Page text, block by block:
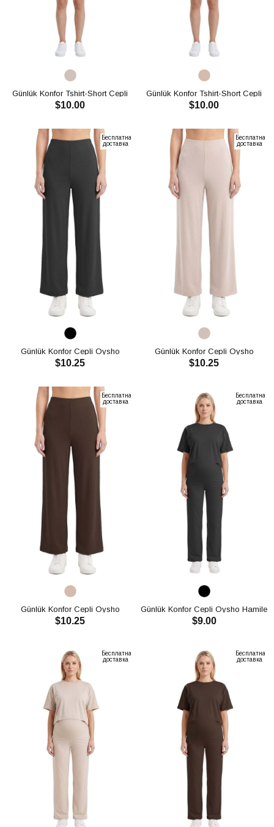
Günlük Konfor Tshirt-Short Cepli
Oysho Takım CH3008
$10.00
Günlük Konfor Tshirt-Short Cepli
Oysho Takım CH3008
$10.00
Бесплатная
доставка
Günlük Konfor Cepli Oysho
Pantolon CH3009
$10.25
Бесплатная
доставка
Günlük Konfor Cepli Oysho
Pantolon CH3009
$10.25
Бесплатная
доставка
Günlük Konfor Cepli Oysho
Pantolon CH3009
$10.25
Бесплатная
доставка
Günlük Konfor Cepli Oysho Hamile
Pantolon CH3010
$9.00
Бесплатная
доставка
Бесплатная
доставка